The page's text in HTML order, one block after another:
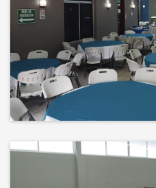
El éxito no es
impacto que
camino